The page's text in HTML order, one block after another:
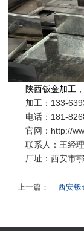
陕西钣金加工
加工： 133-
电话：181-
官网：http://
联系人：王经理
厂址：西安市
上一篇： 西安钣